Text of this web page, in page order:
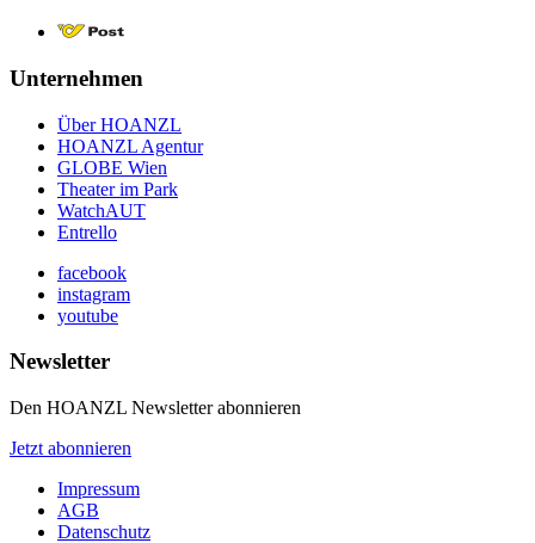
Unternehmen
Über HOANZL
HOANZL Agentur
GLOBE Wien
Theater im Park
WatchAUT
Entrello
facebook
instagram
youtube
Newsletter
Den HOANZL Newsletter abonnieren
Jetzt abonnieren
Impressum
AGB
Datenschutz